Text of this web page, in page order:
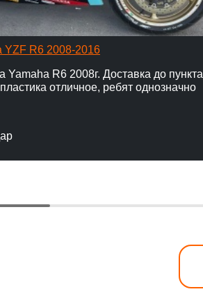
YZF R6 2008-2016
Yamaha R6 2008г. Доставка до пункта
отличное, ребят однозначно